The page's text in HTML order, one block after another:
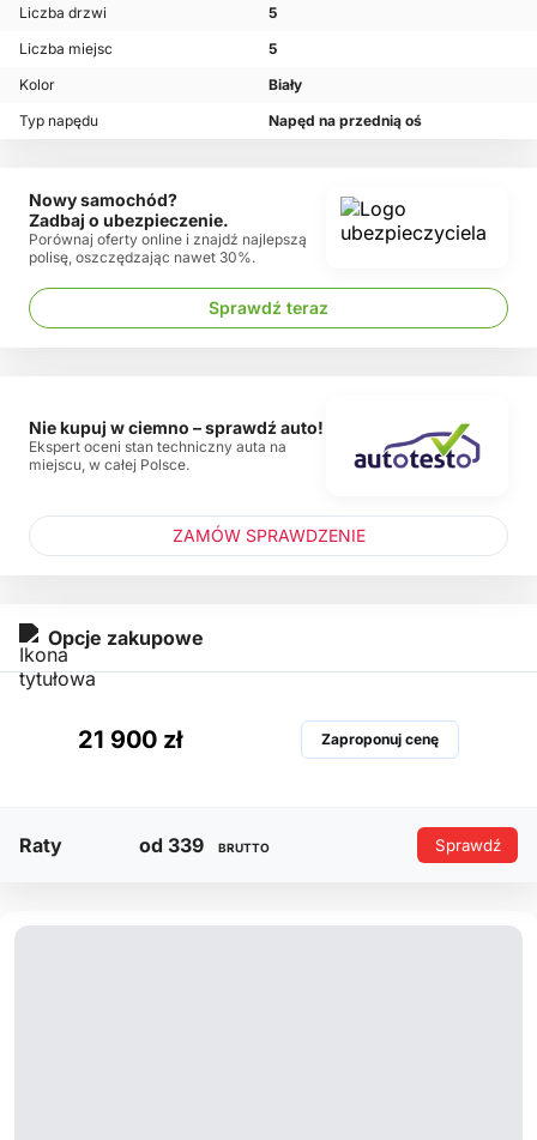
Liczba drzwi
5
Liczba miejsc
5
Kolor
Biały
Typ napędu
Napęd na przednią oś
Opcje zakupowe
21 900 zł Zaproponuj cenę
Raty od 339 BRUTTO Sprawdź
Nowy samochód?
Zadbaj o ubezpieczenie.
Porównaj oferty online i znajdź najlepszą
polisę, oszczędzając nawet 30%.
Sprawdź teraz
Nie kupuj w ciemno – sprawdź auto!
Ekspert oceni stan techniczny auta na
miejscu, w całej Polsce.
ZAMÓW SPRAWDZENIE